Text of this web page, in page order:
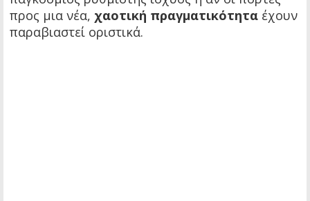
προς μια νέα, χαοτική πραγματικότητα έχουν
παραβιαστεί οριστικά.